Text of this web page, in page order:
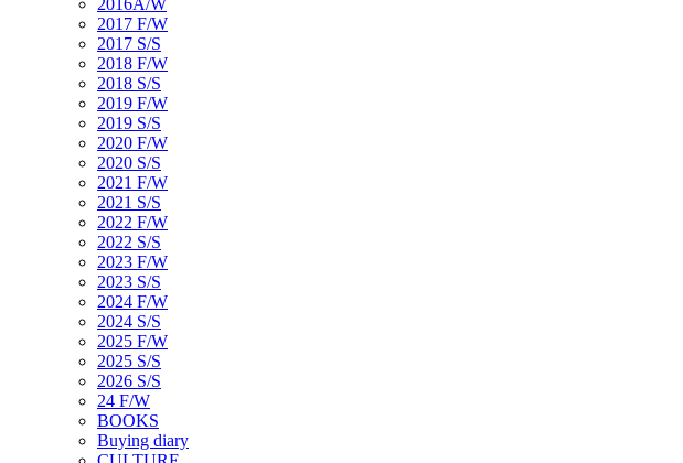
2017 F/W
2017 S/S
2018 F/W
2018 S/S
2019 F/W
2019 S/S
2020 F/W
2020 S/S
2021 F/W
2021 S/S
2022 F/W
2022 S/S
2023 F/W
2023 S/S
2024 F/W
2024 S/S
2025 F/W
2025 S/S
2026 S/S
24 F/W
BOOKS
Buying diary